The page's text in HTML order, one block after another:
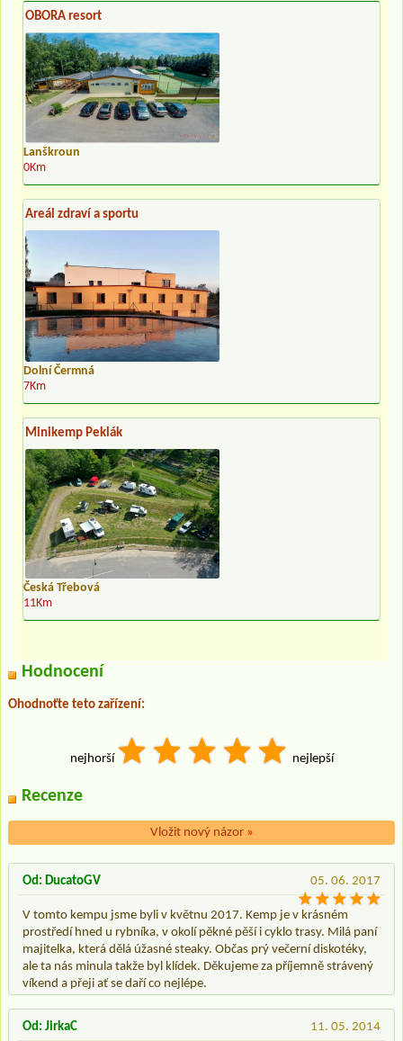
OBORA resort
Lanškroun
0Km
Areál zdraví a sportu
Dolní Čermná
7Km
Minikemp Peklák
Česká Třebová
11Km
Hodnocení
Ohodnoťte teto zařízení:
nejhorší nejlepší
Recenze
Vložit nový názor »
05. 06. 2017
Od: DucatoGV
V tomto kempu jsme byli v květnu 2017. Kemp je v krásném
prostředí hned u rybníka, v okolí pěkné pěší i cyklo trasy. Milá paní
majitelka, která dělá úžasné steaky. Občas prý večerní diskotéky,
ale ta nás minula takže byl klídek. Děkujeme za příjemně strávený
víkend a přeji ať se daří co nejlépe.
11. 05. 2014
Od: JirkaC